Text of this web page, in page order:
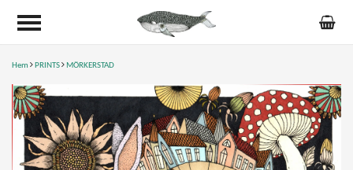
Hem PRINTS MÖRKERSTAD